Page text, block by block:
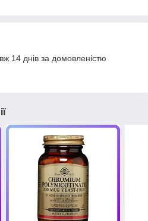
14 днів за домовленістю